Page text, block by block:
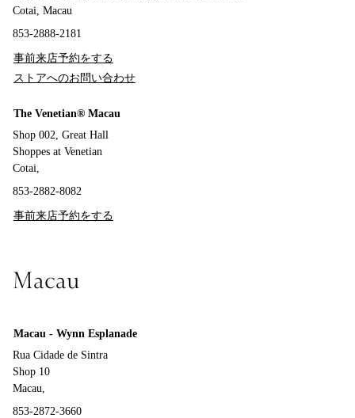
Cotai, Macau
853-2888-2181
事前来店予約をする
ストアへのお問い合わせ
The Venetian® Macau
Shop 002, Great Hall
Shoppes at Venetian
Cotai,
853-2882-8082
事前来店予約をする
Macau
Macau - Wynn Esplanade
Rua Cidade de Sintra
Shop 10
Macau,
853-2872-3660